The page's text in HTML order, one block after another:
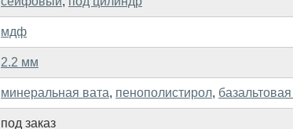
мдф
2.2 мм
минеральная вата, пенополистирол,
под заказ